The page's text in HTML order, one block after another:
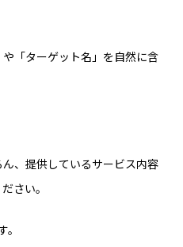
「ターゲット名」を自然に含
、提供しているサービス内容
さい。